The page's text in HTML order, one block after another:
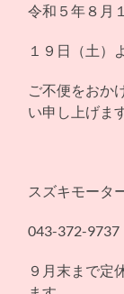
令和５年８月
１９日（土）
ご不便をおか
い申し上げま
スズキモータ
043-372-9737
９月末まで定